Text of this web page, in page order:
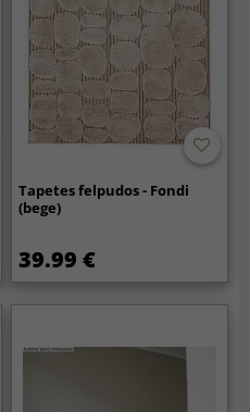
Tapetes felpudos - Fondi
(bege)
39.99 €